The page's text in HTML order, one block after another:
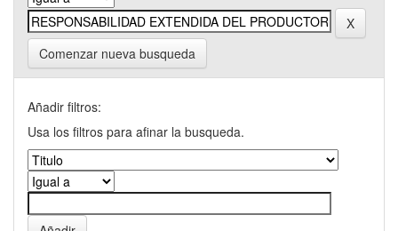
Comenzar nueva busqueda
Añadir filtros:
Usa los filtros para afinar la busqueda.